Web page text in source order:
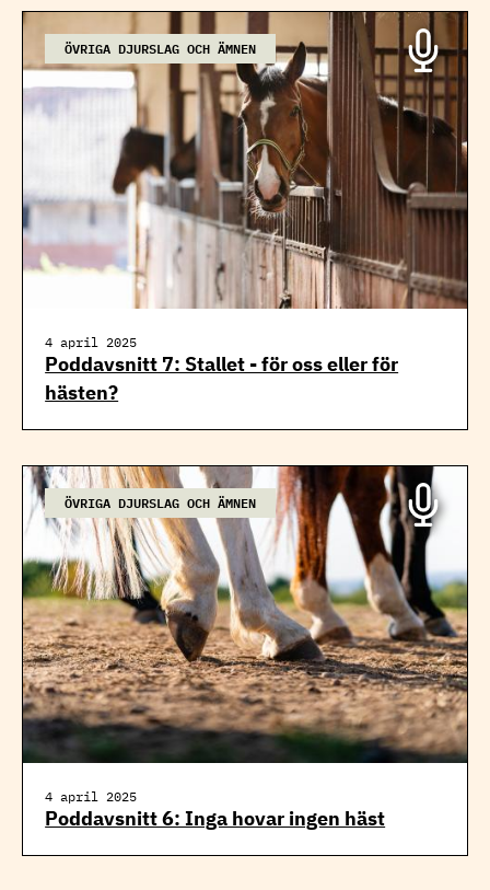
ÖVRIGA DJURSLAG OCH ÄMNEN
4 april 2025
Poddavsnitt 7: Stallet - för oss eller för
hästen?
ÖVRIGA DJURSLAG OCH ÄMNEN
4 april 2025
Poddavsnitt 6: Inga hovar ingen häst